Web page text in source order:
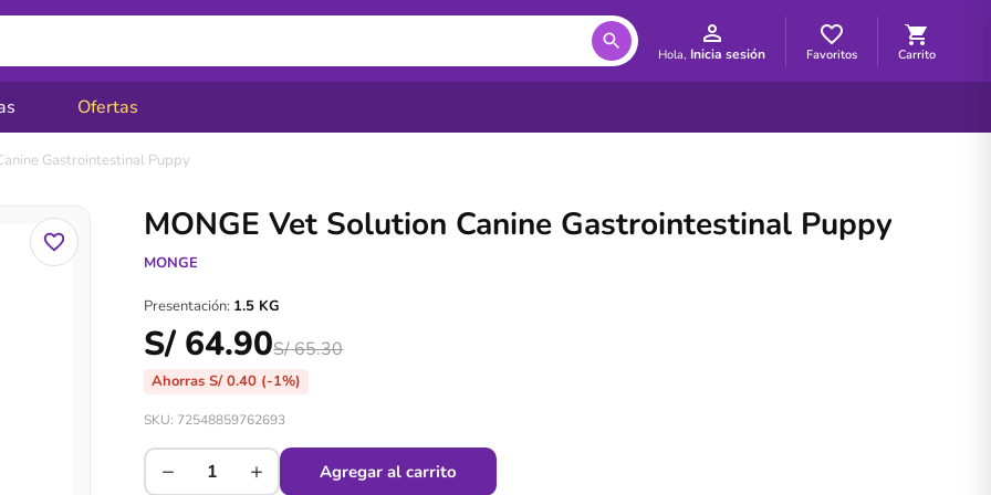
Hola, Inicia sesión Favoritos Carrito
Ofertas
Gastrointestinal Puppy
MONGE Vet Solution Canine Gastrointestinal Puppy
MONGE
S/ 64.90S/65.30
AhorrasS/ 0.40 (-1%)
SKU: 72548859762693
Presentación: 1.5 KG
− + Agregar al carrito